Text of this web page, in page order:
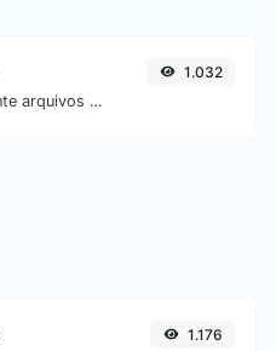
Converta facilmente arquivos de imagem ICO para BMP.
1.032
1.176